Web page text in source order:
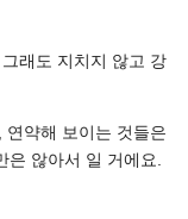
래도 지치지 않고 강
약해 보이는 것들은
않아서 일 거에요.